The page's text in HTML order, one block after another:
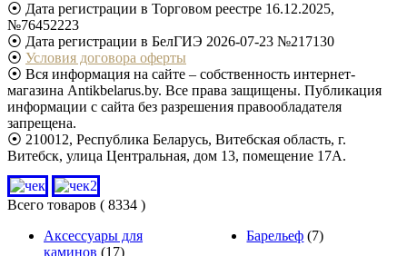
⦿ Дата регистрации в Торговом реестре 16.12.2025,
№76452223
⦿ Дата регистрации в БелГИЭ 2026-07-23 №217130
⦿ Условия договора оферты
⦿ Вся информация на сайте – собственность интернет-
магазина Antikbelarus.by. Все права защищены. Публикация
информации с сайта без разрешения правообладателя
запрещена.
⦿ 210012, Республика Беларусь, Витебская область, г.
Витебск, улица Центральная, дом 13, помещение 17А.
Всего товаров ( 8334 )
Аксессуары для
каминов (17)
Барельеф (7)